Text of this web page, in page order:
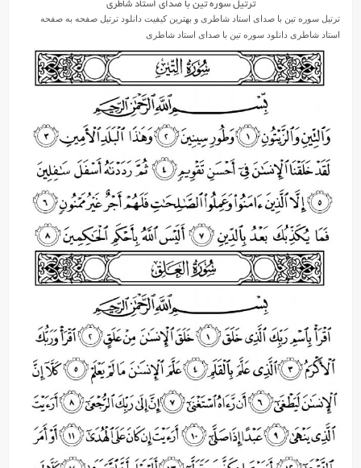
ترتیل سوره تین با صدای استاد شاطری
ترتیل سوره تین با صدای استاد شاطری و بهترین کیفیت دانلود ترتیل صفحه به صفحه
استاد شاطری دانلود سوره تین با صدای استاد شاطری